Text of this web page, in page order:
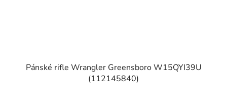
Pánské rifle Wrangler Greensboro W15QYI39U
(112145840)